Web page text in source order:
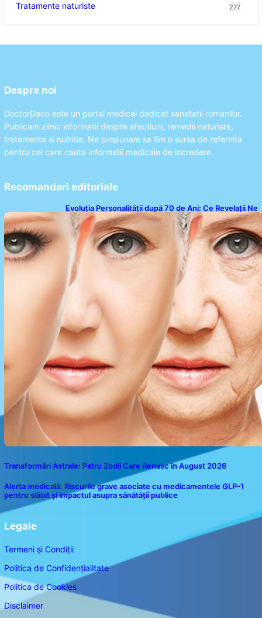
Tratamente naturiste 277
Despre noi
DoctorDeco este un portal medical dedicat sanatatii romanilor.
Publicam zilnic informatii despre afectiuni, remedii naturiste,
tratamente si nutritie. Ne propunem sa fim o sursa de referinta
pentru cei care cauta informatii medicale de incredere.
Recomandari editoriale
Evoluția Personalității după 70 de Ani: Ce Revelații Ne
Oferă Studiile Psihologice
Transformări Astrale: Patru Zodii Care Renasc în August 2026
Alerta medicală: Riscurile grave asociate cu medicamentele GLP-1
pentru slăbit și impactul asupra sănătății publice
Legale
Termeni și Condiții
Politica de Confidențialitate
Politica de Cookies
Disclaimer